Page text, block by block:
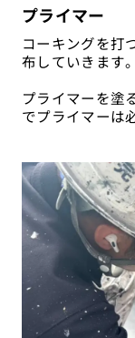
プライマー
コーキングを打
布していきます。
プライマーを塗
でプライマーは